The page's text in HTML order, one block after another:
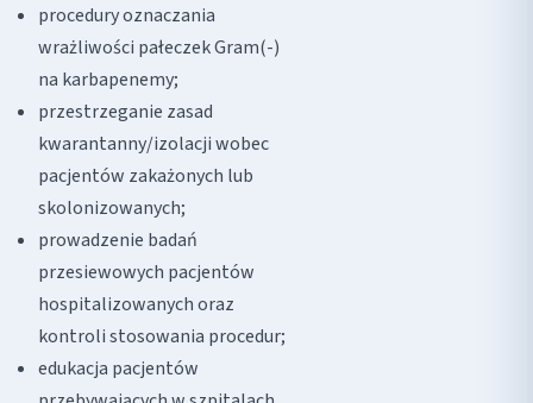
procedury oznaczania
wrażliwości pałeczek Gram(-)
na karbapenemy;
przestrzeganie zasad
kwarantanny/izolacji wobec
pacjentów zakażonych lub
skolonizowanych;
prowadzenie badań
przesiewowych pacjentów
hospitalizowanych oraz
kontroli stosowania procedur;
edukacja pacjentów